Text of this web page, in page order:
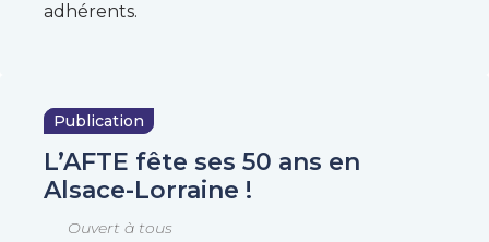
adhérents.
Publication
L’AFTE fête ses 50 ans en
Alsace-Lorraine !
Ouvert à tous